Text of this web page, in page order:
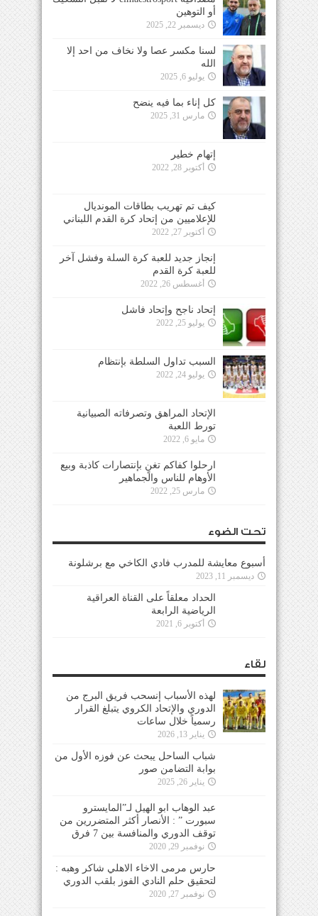
أو التوهين
ديسمبر 22, 2025
لسنا مكسر عصا ولا نخاف من احد إلا
الله
يوليو 6, 2025
كل إناء بما فيه ينضح
مارس 31, 2025
إتهام خطير
أكتوبر 28, 2022
كيف تم تهريب بطاقات المونديال
للإعلاميين من إتحاد كرة القدم اللبناني
أكتوبر 27, 2022
إنجاز جديد للعبة كرة السلة وفشل آخر
للعبة كرة القدم
أغسطس 26, 2022
إتحاد ناجح وإتحاد فاشل
يوليو 25, 2022
السبب تداول السلطة بإنتظام
يوليو 24, 2022
الإتحاد المراهق وتصرفاته الصبيانية
تورط اللعبة
مايو 6, 2022
ارحلوا كفاكم تغنٍ بإنتصارات كاذبة وبيع
الأوهام للناس والجماهير
مارس 25, 2022
تحت الضوء
أسبوع معايشة للمدرب فادي الكاخي مع برشلونة
ديسمبر 11, 2023
الحداد معلقاً على القناة العراقية
الرياضية الرابعة
أكتوبر 6, 2021
لقاء
لهذه الأسباب إنسحب فريق البرج من
الدوري والإتحاد الكروي يتبلغ القرار
رسمياً خلال ساعات
يناير 13, 2026
شباب الساحل يبحث عن فوزه الأول من
بوابة التضامن صور
يناير 26, 2025
عبد الوهاب ابو الهيل لـ”المايسترو
سبورت ” : الأنصار أكثر المتضررين من
توقف الدوري والمنافسة بين 7 فرق
نوفمبر 29, 2020
حارس مرمى الاخاء الاهلي شاكر وهبه :
لتحقيق حلم النادي الفوز بلقب الدوري
نوفمبر 27, 2020